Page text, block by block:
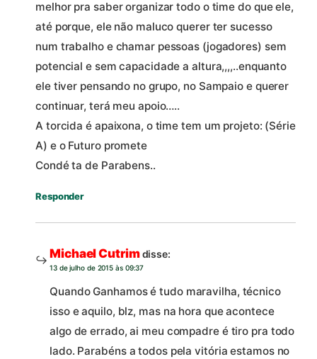
melhor pra saber organizar todo o time do que ele,
até porque, ele não maluco querer ter sucesso
num trabalho e chamar pessoas (jogadores) sem
potencial e sem capacidade a altura,,,,..enquanto
ele tiver pensando no grupo, no Sampaio e querer
continuar, terá meu apoio…..
A torcida é apaixona, o time tem um projeto: (Série
A) e o Futuro promete
Condé ta de Parabens..
Responder
Michael Cutrimdisse:
13 de julho de 2015 às 09:37
Quando Ganhamos é tudo maravilha, técnico
isso e aquilo, blz, mas na hora que acontece
algo de errado, ai meu compadre é tiro pra todo
lado. Parabéns a todos pela vitória estamos no